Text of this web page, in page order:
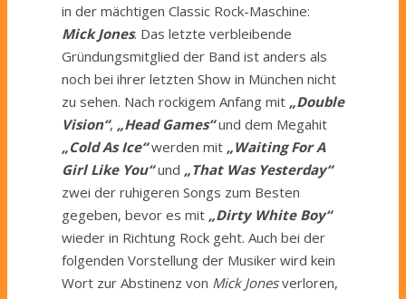
in der mächtigen Classic Rock-Maschine:
Mick Jones. Das letzte verbleibende
Gründungsmitglied der Band ist anders als
noch bei ihrer letzten Show in München nicht
zu sehen. Nach rockigem Anfang mit „Double
Vision“, „Head Games“und dem Megahit
„Cold As Ice“werden mit „Waiting For A
Girl Like You“und „That Was Yesterday“
zwei der ruhigeren Songs zum Besten
gegeben, bevor es mit „Dirty White Boy“
wieder in Richtung Rock geht. Auch bei der
folgenden Vorstellung der Musiker wird kein
Wort zur Abstinenz von Mick Jonesverloren,